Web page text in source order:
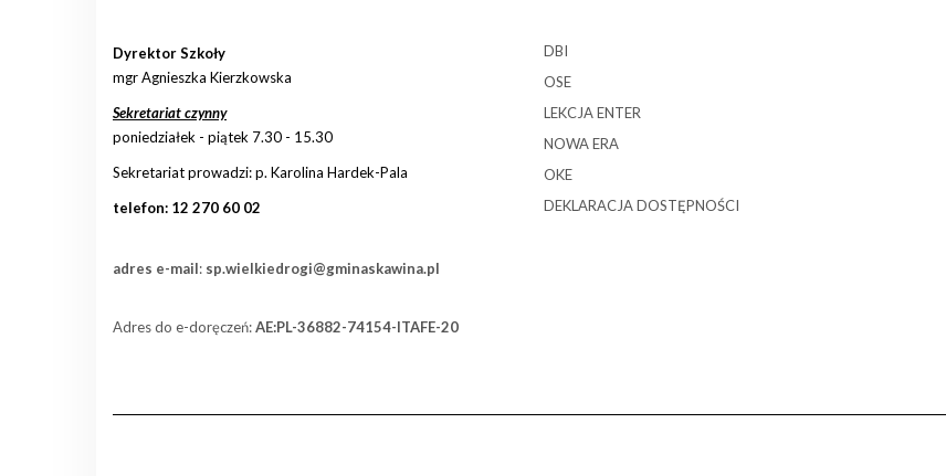
Dyrektor Szkoły
mgr Agnieszka Kierzkowska
Sekretariat czynny
poniedziałek - piątek 7.30 - 15.30
Sekretariat prowadzi: p. Karolina Hardek-Pala
telefon: 12 270 60 02
adres e-mail: sp.wielkiedrogi@gminaskawina.pl
Adres do e-doręczeń:AE:PL-36882-74154-ITAFE-20
DBI
OSE
LEKCJA ENTER
NOWA ERA
OKE
DEKLARACJA DOSTĘPNOŚCI